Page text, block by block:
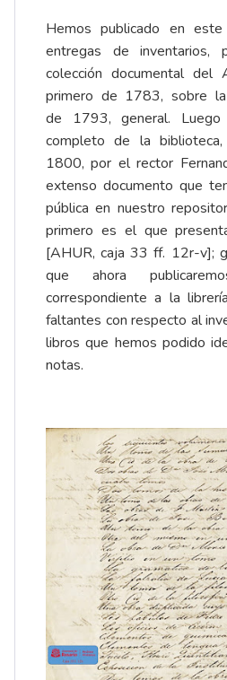
Hemos publicado en
entregas de inventarios,
colección documental del
primero de 1783, sobre
de
1793, general.
completo de la biblioteca
1800, por el rector
extenso documento que
pública en nuestro
primero es el que
[AHUR, caja 33 ff. 12r-v];
que ahora
correspondiente a la
faltantes con respecto al
libros que hemos podido
notas.